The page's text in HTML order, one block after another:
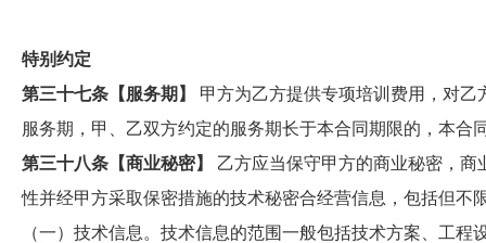
特别约定
第三十七条【服务期】
甲方为乙方提供专项培训费用，对
服务期，甲、乙双方约定的服务期长于本合同期限的，本合
第三十八条【商业秘密】
乙方应当保守甲方的商业秘密，
性并经甲方采取保密措施的技术秘密合经营信息，包括但不
（一）技术信息。技术信息的范围一般包括技术方案、工